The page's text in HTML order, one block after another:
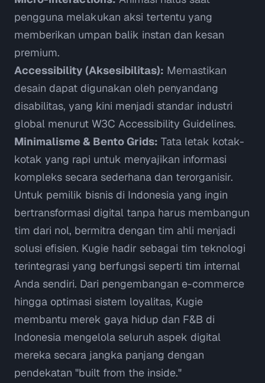
pengguna melakukan aksi tertentu yang
memberikan umpan balik instan dan kesan
premium.
Accessibility (Aksesibilitas): Memastikan
desain dapat digunakan oleh penyandang
disabilitas, yang kini menjadi standar industri
global menurut W3C Accessibility Guidelines.
Minimalisme & Bento Grids: Tata letak kotak-
kotak yang rapi untuk menyajikan informasi
kompleks secara sederhana dan terorganisir.
Untuk pemilik bisnis di Indonesia yang ingin
bertransformasi digital tanpa harus membangun
tim dari nol, bermitra dengan tim ahli menjadi
solusi efisien. Kugie hadir sebagai tim teknologi
terintegrasi yang berfungsi seperti tim internal
Anda sendiri. Dari pengembangan e-commerce
hingga optimasi sistem loyalitas, Kugie
membantu merek gaya hidup dan F&B di
Indonesia mengelola seluruh aspek digital
mereka secara jangka panjang dengan
pendekatan "built from the inside."